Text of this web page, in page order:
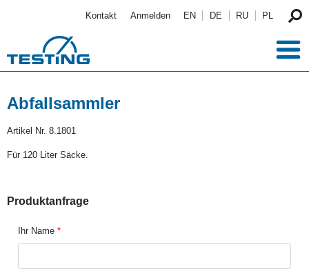
Kontakt Anmelden EN DE RU PL
Abfallsammler
Artikel Nr. 8.1801
Für 120 Liter Säcke.
Produktanfrage
Ihr Name